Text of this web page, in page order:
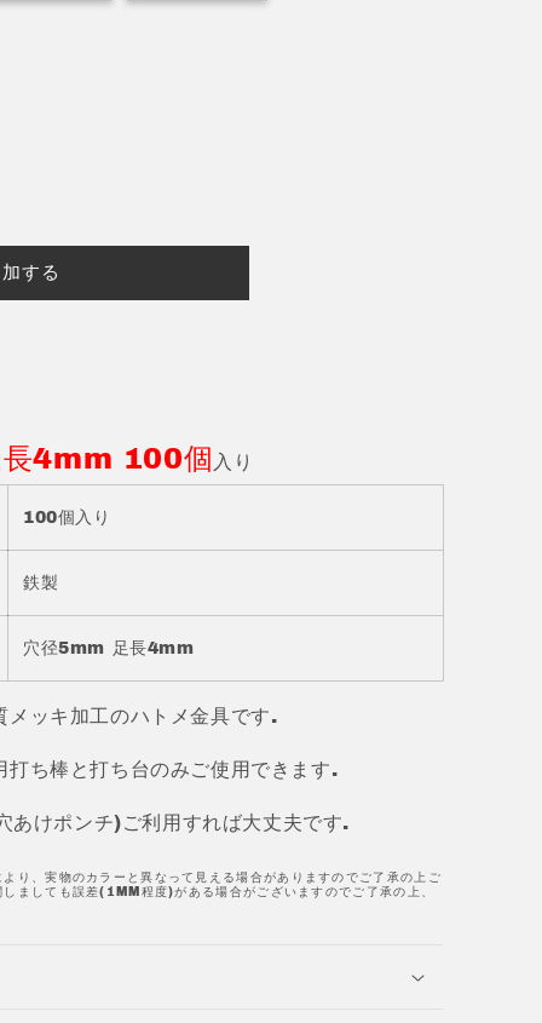
する
4mm 100個 入り
100個入り
鉄製
穴径5mm 足長4mm
ッキ加工のハトメ金具です.
ち棒と打ち台のみご使用できます.
けポンチ)ご利用すれば大丈夫です.
り、実物のカラーと異なって見える場合がありますのでご了承の上ご
ましても誤差(1MM程度)がある場合がございますのでご了承の上、